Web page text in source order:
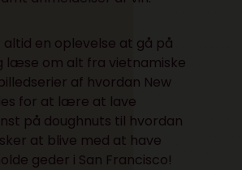
en oplevelse at gå på
læse om alt fra vietnamiske
af hvordan New
for at lære at lave
på doughnuts til hvordan
at blive med at have
geder i San Francisco!